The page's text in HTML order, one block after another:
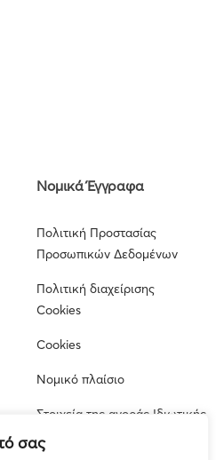
σας
Νομικά Έγγραφα
Πολιτική Προστασίας
Προσωπικών Δεδομένων
Πολιτική διαχείρισης
Cookies
Cookies
Νομικό πλαίσιο
Στοιχεία της αγοράς Ιδιωτικής
Αρχή